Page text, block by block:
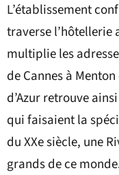
L’établissement
traverse l’hôtellerie
multiplie les
de Cannes à
d’Azur retrouve
qui faisaient la
du XXe siècle, une
grands de ce